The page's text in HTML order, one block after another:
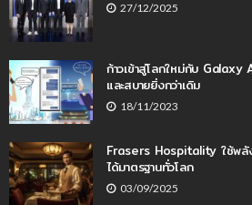
27/12/2025
ก้าวเข้าสู่โลกใหม่กับ Galaxy
และสบายยิ่งกว่าเดิม
18/11/2023
Frasers Hospitality ใช้พลั
ได้มาตรฐานทั่วโลก
03/09/2025